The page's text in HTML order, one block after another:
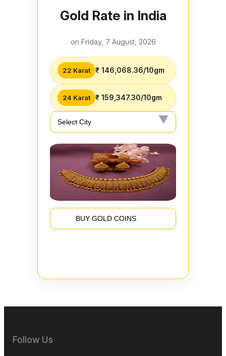
Gold Rate in India
on Friday, 7 August, 2026
22 Karat ₹ 146,068.36/10gm
24 Karat ₹ 159,347.30/10gm
BUY GOLD COINS
Follow Us